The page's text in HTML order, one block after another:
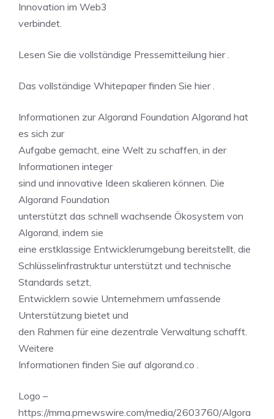
Innovation im Web3
verbindet.
Lesen Sie die vollständige Pressemitteilung hier .
Das vollständige Whitepaper finden Sie hier .
Informationen zur Algorand Foundation Algorand hat
es sich zur
Aufgabe gemacht, eine Welt zu schaffen, in der
Informationen integer
sind und innovative Ideen skalieren können. Die
Algorand Foundation
unterstützt das schnell wachsende Ökosystem von
Algorand, indem sie
eine erstklassige Entwicklerumgebung bereitstellt, die
Schlüsselinfrastruktur unterstützt und technische
Standards setzt,
Entwicklern sowie Unternehmern umfassende
Unterstützung bietet und
den Rahmen für eine dezentrale Verwaltung schafft.
Weitere
Informationen finden Sie auf algorand.co .
Logo –
https://mma.prnewswire.com/media/2603760/Algora